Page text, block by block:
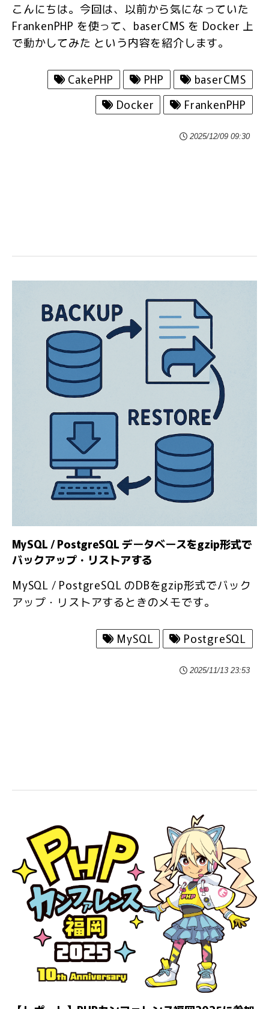
こんにちは。今回は、以前から気になっていた
FrankenPHP を使って、baserCMS を Docker 上
で動かしてみた という内容を紹介します。
CakePHP PHP
baserCMS
Docker
FrankenPHP
2025/12/09 09:30
MySQL / PostgreSQL データベースをgzip形式で
バックアップ・リストアする
MySQL / PostgreSQL のDBをgzip形式でバック
アップ・リストアするときのメモです。
MySQL PostgreSQL
2025/11/13 23:53